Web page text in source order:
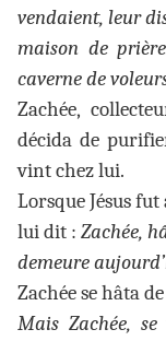
vendaient, leur
maison de
caverne de
Zachée,
décida de
vint chez lui.
Lorsque Jésus
lui dit : Zachée,
demeure
Zachée se hâta
Mais Zachée,